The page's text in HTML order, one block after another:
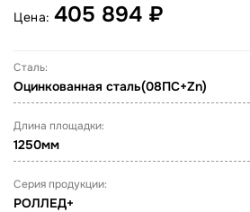
Цена: 405 894 ₽
Сталь:
Оцинкованная сталь(08ПС+Zn)
Длина площадки:
1250мм
Серия продукции:
РОЛЛЕД+